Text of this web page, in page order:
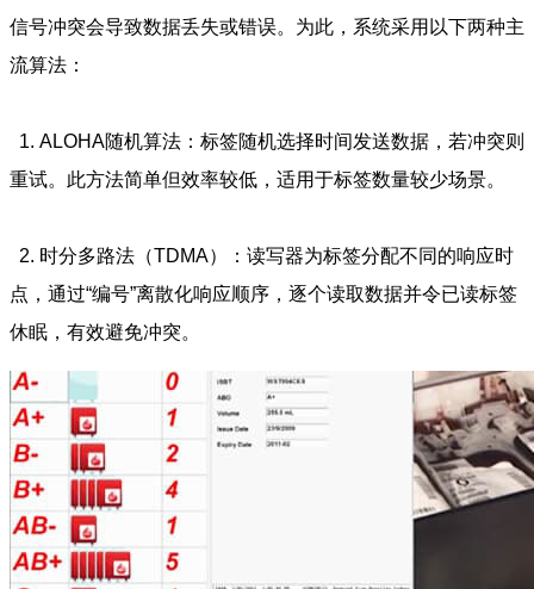
信号冲突会导致数据丢失或错误。为此，系统采用以下两种主
流算法：
1. ALOHA随机算法：标签随机选择时间发送数据，若冲突则
重试。此方法简单但效率较低，适用于标签数量较少场景。
2. 时分多路法（TDMA）：读写器为标签分配不同的响应时
点，通过“编号”离散化响应顺序，逐个读取数据并令已读标签
休眠，有效避免冲突。